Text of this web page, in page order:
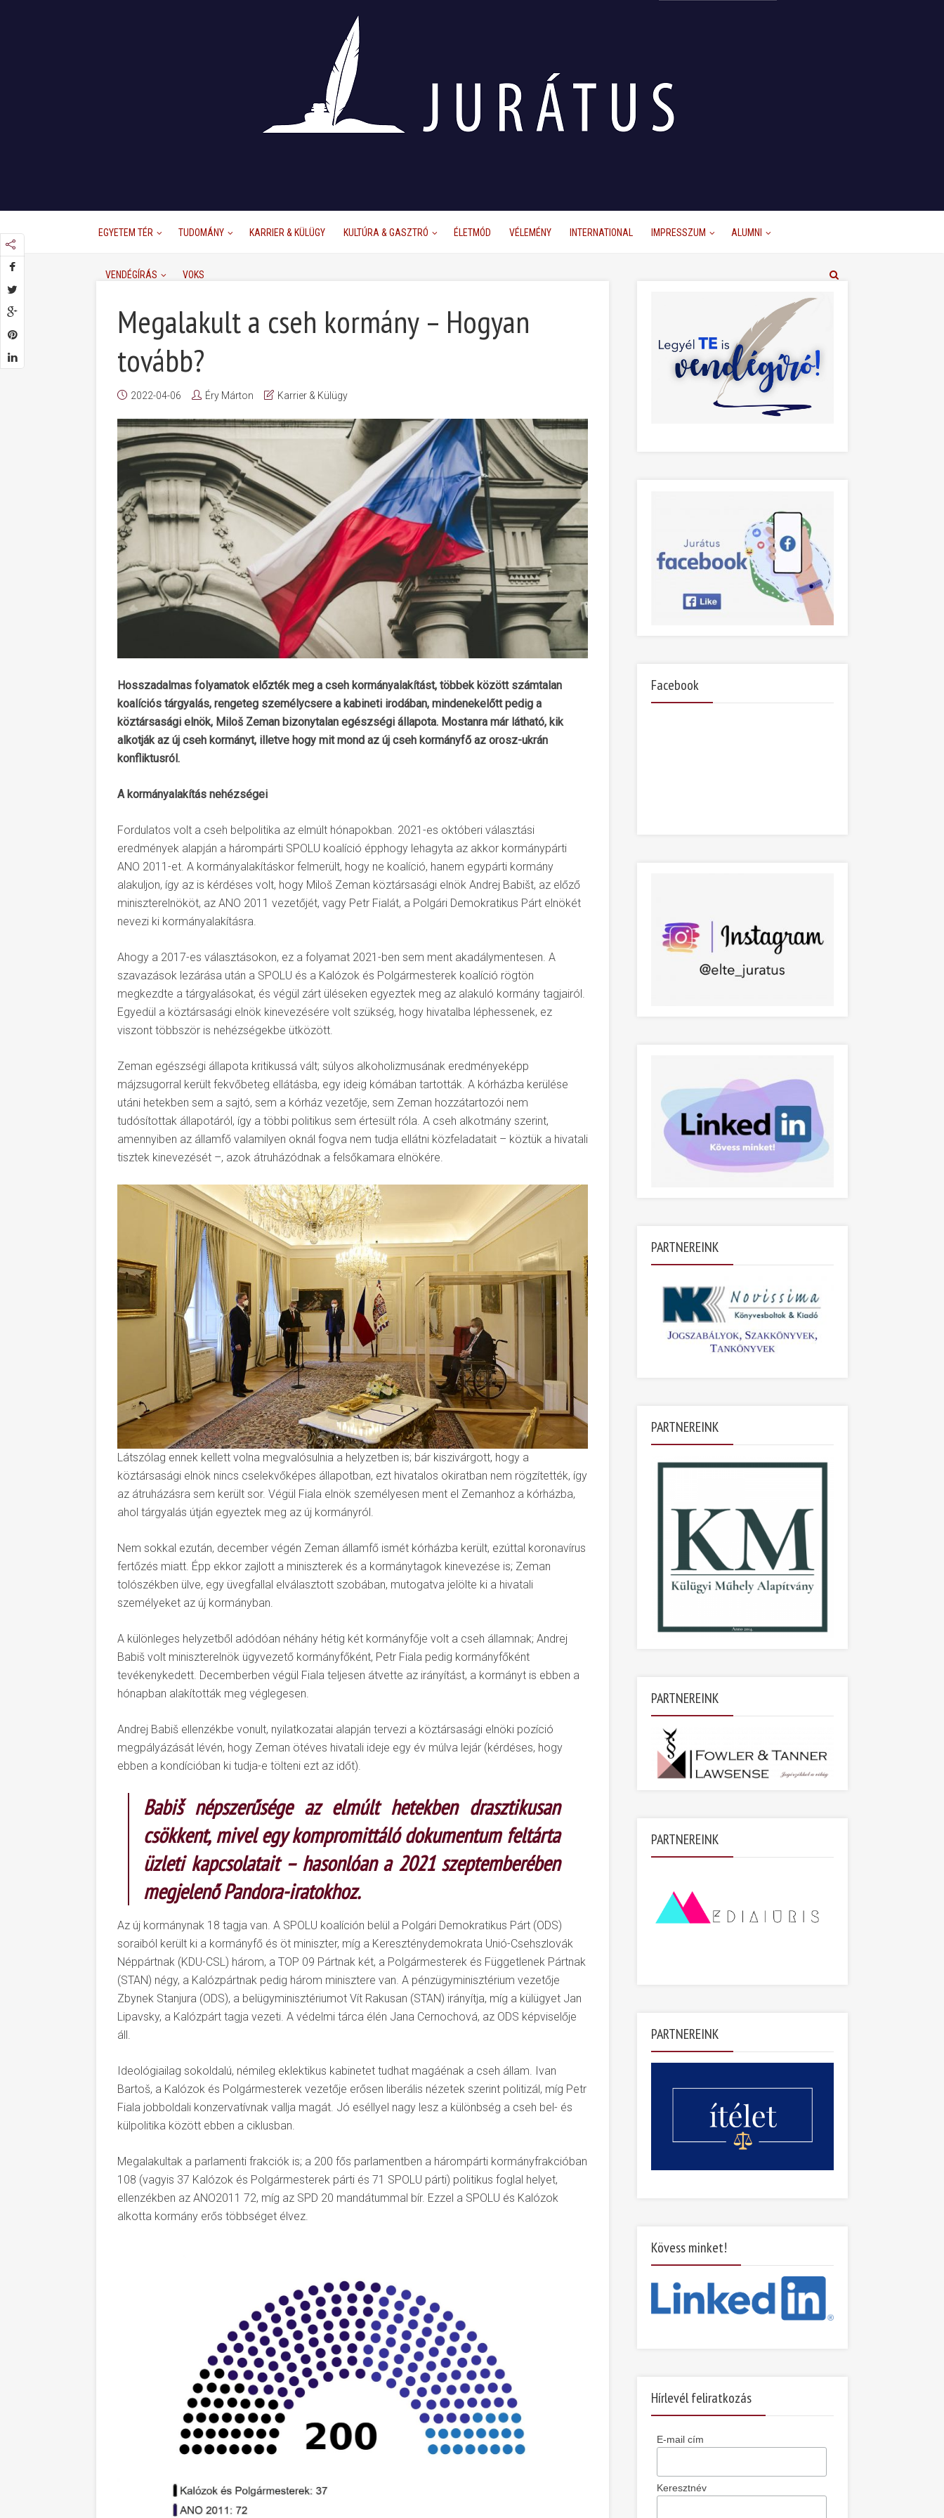
EGYETEM TÉR TUDOMÁNY KARRIER & KÜLÜGY KULTÚRA & GASZTRÓ ÉLETMÓD VÉLEMÉNY INTERNATIONAL IMPRESSZUM ALUMNI
VENDÉGÍRÁS VOKS
Megalakult a cseh kormány – Hogyan
tovább?
2022-04-06 Éry Márton Karrier & Külügy
Hosszadalmas folyamatok előzték meg a cseh kormányalakítást, többek között számtalan
koalíciós tárgyalás, rengeteg személycsere a kabineti irodában, mindenekelőtt pedig a
köztársasági elnök, Miloš Zeman bizonytalan egészségi állapota. Mostanra már látható, kik
alkotják az új cseh kormányt, illetve hogy mit mond az új cseh kormányfő az orosz-ukrán
konfliktusról.
A kormányalakítás nehézségei
Fordulatos volt a cseh belpolitika az elmúlt hónapokban. 2021-es októberi választási
eredmények alapján a hárompárti SPOLU koalíció épphogy lehagyta az akkor kormánypárti
ANO 2011-et. A kormányalakításkor felmerült, hogy ne koalíció, hanem egypárti kormány
alakuljon, így az is kérdéses volt, hogy Miloš Zeman köztársasági elnök Andrej Babišt, az előző
miniszterelnököt, az ANO 2011 vezetőjét, vagy Petr Fialát, a Polgári Demokratikus Párt elnökét
nevezi ki kormányalakításra.
Ahogy a 2017-es választásokon, ez a folyamat 2021-ben sem ment akadálymentesen. A
szavazások lezárása után a SPOLU és a Kalózok és Polgármesterek koalíció rögtön
megkezdte a tárgyalásokat, és végül zárt üléseken egyeztek meg az alakuló kormány tagjairól.
Egyedül a köztársasági elnök kinevezésére volt szükség, hogy hivatalba léphessenek, ez
viszont többször is nehézségekbe ütközött.
Zeman egészségi állapota kritikussá vált; súlyos alkoholizmusának eredményeképp
májzsugorral került fekvőbeteg ellátásba, egy ideig kómában tartották. A kórházba kerülése
utáni hetekben sem a sajtó, sem a kórház vezetője, sem Zeman hozzátartozói nem
tudósítottak állapotáról, így a többi politikus sem értesült róla. A cseh alkotmány szerint,
amennyiben az államfő valamilyen oknál fogva nem tudja ellátni közfeladatait – köztük a hivatali
tisztek kinevezését –, azok átruházódnak a felsőkamara elnökére.
Látszólag ennek kellett volna megvalósulnia a helyzetben is; bár kiszivárgott, hogy a
köztársasági elnök nincs cselekvőképes állapotban, ezt hivatalos okiratban nem rögzítették, így
az átruházásra sem került sor. Végül Fiala elnök személyesen ment el Zemanhoz a kórházba,
ahol tárgyalás útján egyeztek meg az új kormányról.
Nem sokkal ezután, december végén Zeman államfő ismét kórházba került, ezúttal koronavírus
fertőzés miatt. Épp ekkor zajlott a miniszterek és a kormánytagok kinevezése is; Zeman
tolószékben ülve, egy üvegfallal elválasztott szobában, mutogatva jelölte ki a hivatali
személyeket az új kormányban.
A különleges helyzetből adódóan néhány hétig két kormányfője volt a cseh államnak; Andrej
Babiš volt miniszterelnök ügyvezető kormányfőként, Petr Fiala pedig kormányfőként
tevékenykedett. Decemberben végül Fiala teljesen átvette az irányítást, a kormányt is ebben a
hónapban alakították meg véglegesen.
Andrej Babiš ellenzékbe vonult, nyilatkozatai alapján tervezi a köztársasági elnöki pozíció
megpályázását lévén, hogy Zeman ötéves hivatali ideje egy év múlva lejár (kérdéses, hogy
ebben a kondícióban ki tudja-e tölteni ezt az időt).
Babiš népszerűsége az elmúlt hetekben drasztikusan
csökkent, mivel egy kompromittáló dokumentum feltárta
üzleti kapcsolatait – hasonlóan a 2021 szeptemberében
megjelenő Pandora-iratokhoz.
Az új kormánynak 18 tagja van. A SPOLU koalíción belül a Polgári Demokratikus Párt (ODS)
soraiból került ki a kormányfő és öt miniszter, míg a Kereszténydemokrata Unió-Csehszlovák
Néppártnak (KDU-CSL) három, a TOP 09 Pártnak két, a Polgármesterek és Függetlenek Pártnak
(STAN) négy, a Kalózpártnak pedig három minisztere van. A pénzügyminisztérium vezetője
Zbynek Stanjura (ODS), a belügyminisztériumot Vít Rakusan (STAN) irányítja, míg a külügyet Jan
Lipavsky, a Kalózpárt tagja vezeti. A védelmi tárca élén Jana Cernochová, az ODS képviselője
áll.
Ideológiailag sokoldalú, némileg eklektikus kabinetet tudhat magáénak a cseh állam. Ivan
Bartoš, a Kalózok és Polgármesterek vezetője erősen liberális nézetek szerint politizál, míg Petr
Fiala jobboldali konzervatívnak vallja magát. Jó eséllyel nagy lesz a különbség a cseh bel- és
külpolitika között ebben a ciklusban.
Megalakultak a parlamenti frakciók is; a 200 fős parlamentben a hárompárti kormányfrakcióban
108 (vagyis 37 Kalózok és Polgármesterek párti és 71 SPOLU párti) politikus foglal helyet,
ellenzékben az ANO2011 72, míg az SPD 20 mandátummal bír. Ezzel a SPOLU és Kalózok
alkotta kormány erős többséget élvez.
Facebook
PARTNEREINK
PARTNEREINK
PARTNEREINK
PARTNEREINK
PARTNEREINK
Kövess minket!
Hírlevél feliratkozás
E-mail cím
Keresztnév